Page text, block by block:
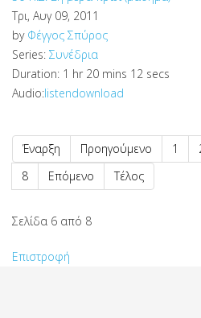
Τρι, Αυγ 09, 2011
by Φέγγος Σπύρος
Series: Συνέδρια
Duration: 1 hr 20 mins 12 secs
Audio:listendownload
Έναρξη Προηγούμενο 1
8
Επόμενο Τέλος
Σελίδα 6 από 8
Επιστροφή